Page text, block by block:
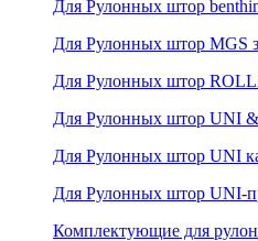
Для Рулонных штор
Для Рулонных штор MGS
Для Рулонных штор
Для Рулонных штор UNI
Для Рулонных штор UNI
Для Рулонных штор UNI-
Комплектующие для